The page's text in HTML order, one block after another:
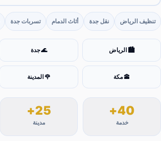
تنظيف الرياض نقل جدة أثاث الدمام تسربات جدة
🏙️ الرياض 🌊 جدة
🕋 مكة 🌹 المدينة
40+
خدمة
25+
مدينة